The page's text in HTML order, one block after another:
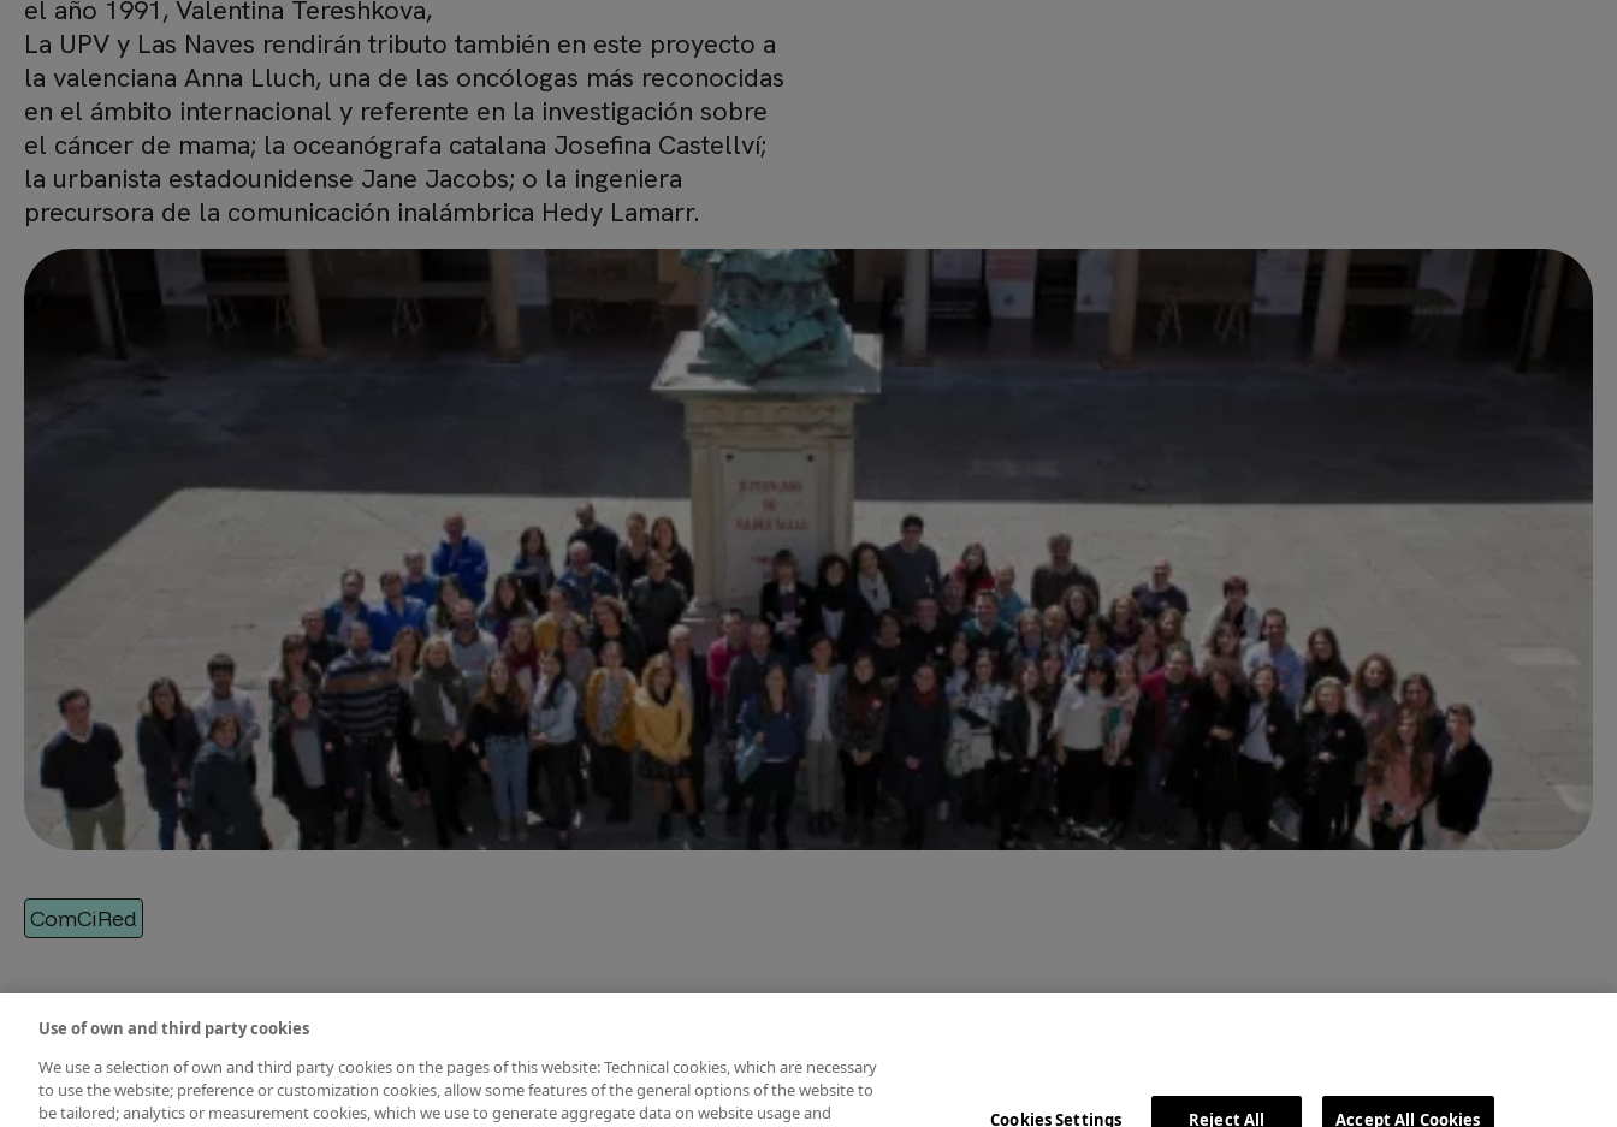
el año 1991, Valentina Tereshkova,
La UPV y Las Naves rendirán tributo también en este proyecto a
la valenciana Anna Lluch, una de las oncólogas más reconocidas
en el ámbito internacional y referente en la investigación sobre
el cáncer de mama; la oceanógrafa catalana Josefina Castellví;
la urbanista estadounidense Jane Jacobs; o la ingeniera
precursora de la comunicación inalámbrica Hedy Lamarr.
Imagen
ComCiRed
Use of own and third party cookies
We use a selection of own and third party cookies on the pages of this website: Technical cookies, which are necessary
to use the website; preference or customization cookies, allow some features of the general options of the website to
be tailored; analytics or measurement cookies, which we use to generate aggregate data on website usage and
Cookies Settings Reject All Accept All Cookies